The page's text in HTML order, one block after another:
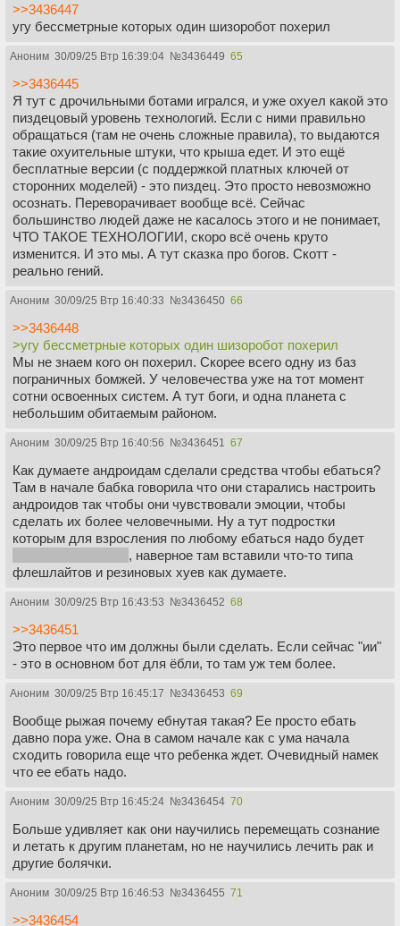
>>3436447
угу бессметрные которых один шизоробот похерил
Аноним 30/09/25 Втр 16:39:04 №3436449 65
>>3436445
Я тут с дрочильными ботами игрался, и уже охуел какой это
пиздецовый уровень технологий. Если с ними правильно
обращаться (там не очень сложные правила), то выдаются
такие охуительные штуки, что крыша едет. И это ещё
бесплатные версии (с поддержкой платных ключей от
сторонних моделей) - это пиздец. Это просто невозможно
осознать. Переворачивает вообще всё. Сейчас
большинство людей даже не касалось этого и не понимает,
ЧТО ТАКОЕ ТЕХНОЛОГИИ, скоро всё очень круто
изменится. И это мы. А тут сказка про богов. Скотт -
реально гений.
Аноним 30/09/25 Втр 16:40:33 №3436450 66
>>3436448
>угу бессметрные которых один шизоробот похерил
Мы не знаем кого он похерил. Скорее всего одну из баз
пограничных бомжей. У человечества уже на тот момент
сотни освоенных систем. А тут боги, и одна планета с
небольшим обитаемым районом.
Аноним 30/09/25 Втр 16:40:56 №3436451 67
Как думаете андроидам сделали средства чтобы ебаться?
Там в начале бабка говорила что они старались настроить
андроидов так чтобы они чувствовали эмоции, чтобы
сделать их более человечными. Ну а тут подростки
которым для взросления по любому ебаться надо будет
, наверное там вставили что-то типа
флешлайтов и резиновых хуев как думаете.
Аноним 30/09/25 Втр 16:43:53 №3436452 68
>>3436451
Это первое что им должны были сделать. Если сейчас "ии"
- это в основном бот для ёбли, то там уж тем более.
Аноним 30/09/25 Втр 16:45:17 №3436453 69
Вообще рыжая почему ебнутая такая? Ее просто ебать
давно пора уже. Она в самом начале как с ума начала
сходить говорила еще что ребенка ждет. Очевидный намек
что ее ебать надо.
Аноним 30/09/25 Втр 16:45:24 №3436454 70
Больше удивляет как они научились перемещать сознание
и летать к другим планетам, но не научились лечить рак и
другие болячки.
Аноним 30/09/25 Втр 16:46:53 №3436455 71
>>3436454